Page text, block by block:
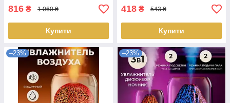
816 ₴ 1 060 ₴
Купити
418 ₴ 543 ₴
Купити
–23% –23%